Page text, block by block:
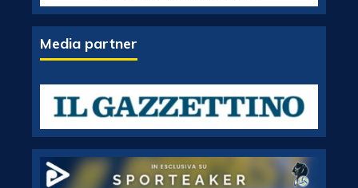
Media partner